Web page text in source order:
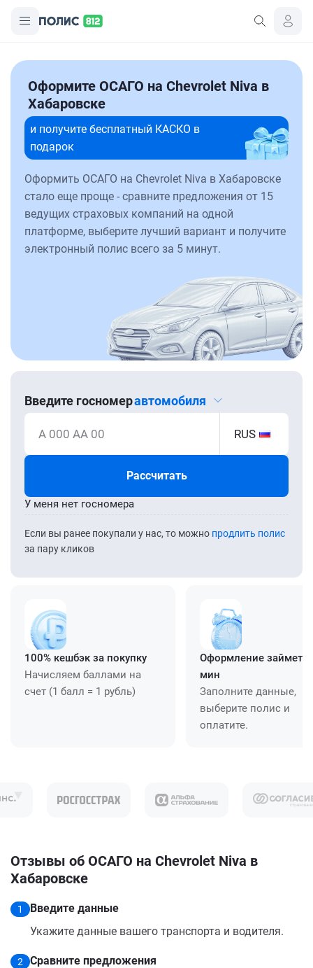
Оформите ОСАГО на Chevrolet Niva в
Хабаровске
и получите бесплатный КАСКО в
подарок
Оформить ОСАГО на Chevrolet Niva в Хабаровске
стало еще проще - сравните предложения от 15
ведущих страховых компаний на одной
платформе, выберите лучший вариант и получите
электронный полис всего за 5 минут.
Введите госномеравтомобиля
А 000 АА 00 RUS
Рассчитать
Если вы ранее покупали у нас, то можно продлить полис
за пару кликов
У меня нет госномера
100% кешбэк за покупку
Начисляем баллами на
счет (1 балл = 1 рубль)
Оформление займет
мин
Заполните данные,
выберите полис и
оплатите.
Отзывы об ОСАГО на Chevrolet Niva в
Хабаровске
1
Введите данные
Укажите данные вашего транспорта и водителя.
2
Сравните предложения